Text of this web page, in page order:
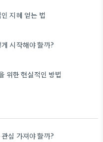
지혜 얻는 법
시작해야 할까?
위한 현실적인 방법
심 가져야 할까?